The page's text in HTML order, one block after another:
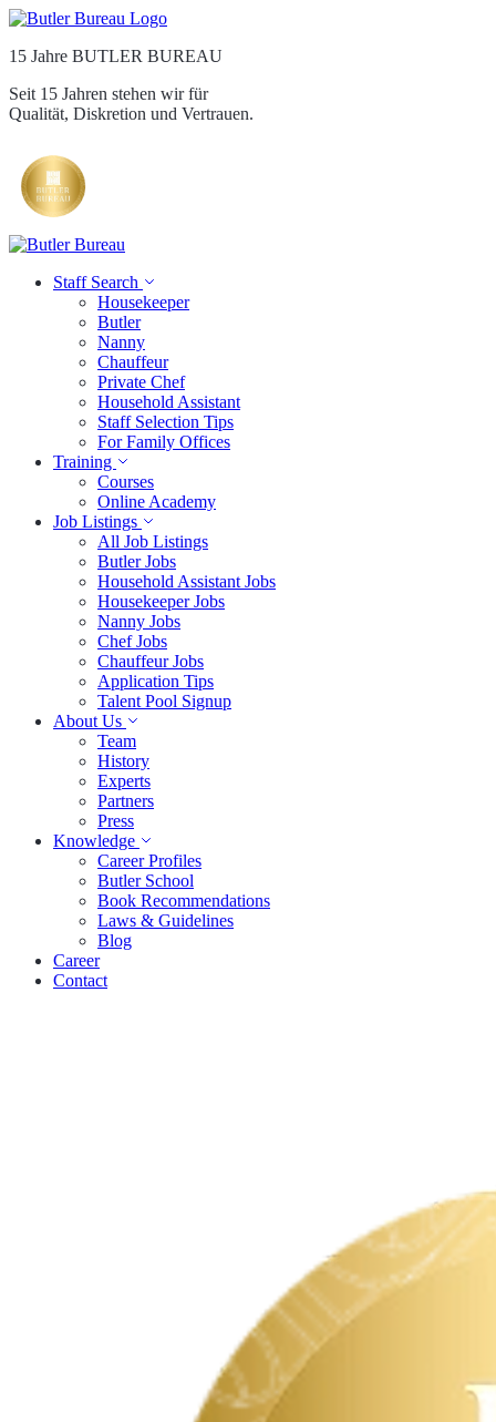
15 Jahre BUTLER BUREAU
Seit 15 Jahren stehen wir für
Qualität, Diskretion und Vertrauen.
Staff Search
Housekeeper
Butler
Nanny
Chauffeur
Private Chef
Household Assistant
Staff Selection Tips
For Family Offices
Training
Courses
Online Academy
Job Listings
All Job Listings
Butler Jobs
Household Assistant Jobs
Housekeeper Jobs
Nanny Jobs
Chef Jobs
Chauffeur Jobs
Application Tips
Talent Pool Signup
About Us
Team
History
Experts
Partners
Press
Knowledge
Career Profiles
Butler School
Book Recommendations
Laws & Guidelines
Blog
Career
Contact